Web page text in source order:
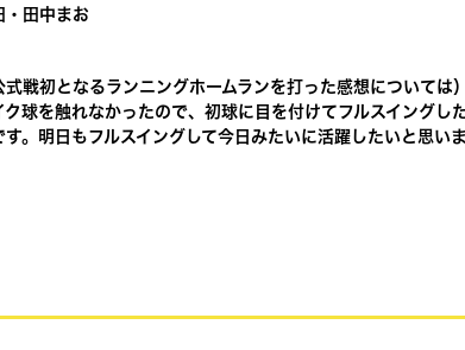
・田中まお
式戦初となるランニングホームランを打った感想については
ク球を触れなかったので、初球に目を付けてフルスイングし
す。明日もフルスイングして今日みたいに活躍したいと思いま